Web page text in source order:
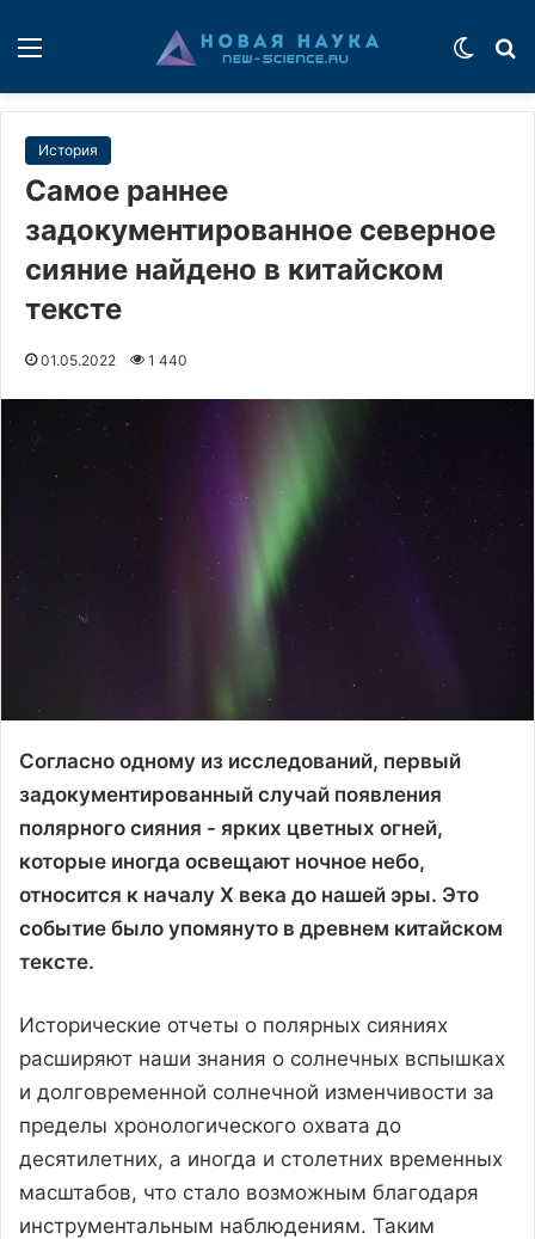
История
Самое раннее
задокументированное северное
сияние найдено в китайском
тексте
01.05.2022 1 440
Согласно одному из исследований, первый
задокументированный случай появления
полярного сияния - ярких цветных огней,
которые иногда освещают ночное небо,
относится к началу X века до нашей эры. Это
событие было упомянуто в древнем китайском
тексте.
Исторические отчеты о полярных сияниях
расширяют наши знания о солнечных вспышках
и долговременной солнечной изменчивости за
пределы хронологического охвата до
десятилетних, а иногда и столетних временных
масштабов, что стало возможным благодаря
инструментальным наблюдениям. Таким